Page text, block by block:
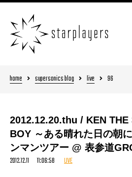
home supersonics blog live 96
2012.12.20.thu / KEN THE
BOY ～ある晴れた日の朝
ンマンツアー @ 表参道
2012.12.11 11:06:58 LIVE